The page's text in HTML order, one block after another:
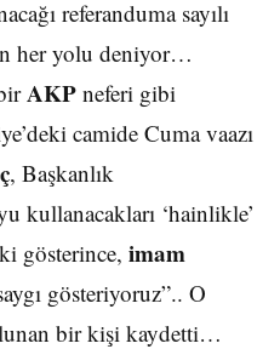
referanduma sayılı
her yolu deniyor…
AKP neferi gibi
camide Cuma vaazı
, Başkanlık
kullanacakları ‘hainlikle’
gösterince, imam
gösteriyoruz”.. O
bir kişi kaydetti…